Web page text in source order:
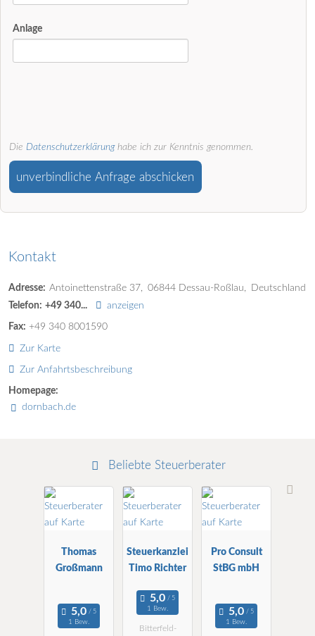
Anlage
Die Datenschutzerklärunghabe ich zur Kenntnis genommen.
unverbindliche Anfrage abschicken
Kontakt
Adresse: Antoinettenstraße 37 06844 Dessau-Roßlau
Deutschland
Telefon: +49 340... anzeigen
Fax: +49 340 8001590
Zur Karte
Zur Anfahrtsbeschreibung
Homepage:
dornbach.de
Beliebte Steuerberater
Thomas
Großmann
1 Bew.
Steuerkanzlei
Timo Richter
1 Bew.
Bitterfeld-
Pro Consult
StBG mbH
1 Bew.